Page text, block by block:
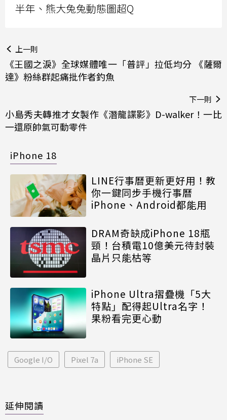
半年、熊大兔兔動態圖超Q
上一則
《王國之淚》全球媒體唯一「普評」拉低均分 《薩爾
達》粉絲群起痛批作者釣魚
下一則
小島秀夫轉推才女製作《潛龍諜影》D-walker！一比
一還原帥氣可動零件
iPhone 18
LINE行事曆更新更好用！教
你一鍵同步手機行事曆
iPhone、Android都能用
DRAM奇缺成iPhone 18瓶
頸！台積電10億美元待封裝
晶片只能枯等
iPhone Ultra摺疊機「5大
特點」配得起Ultra名字！
果粉看完更心動
Google I/O Pixel 7a iPhone SE
延伸閱讀